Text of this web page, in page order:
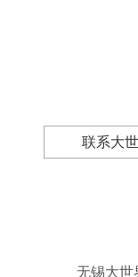
联系大
无锡大世